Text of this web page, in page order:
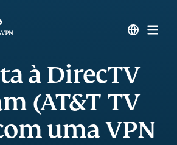
à DirecTV
(AT&T TV
uma VPN